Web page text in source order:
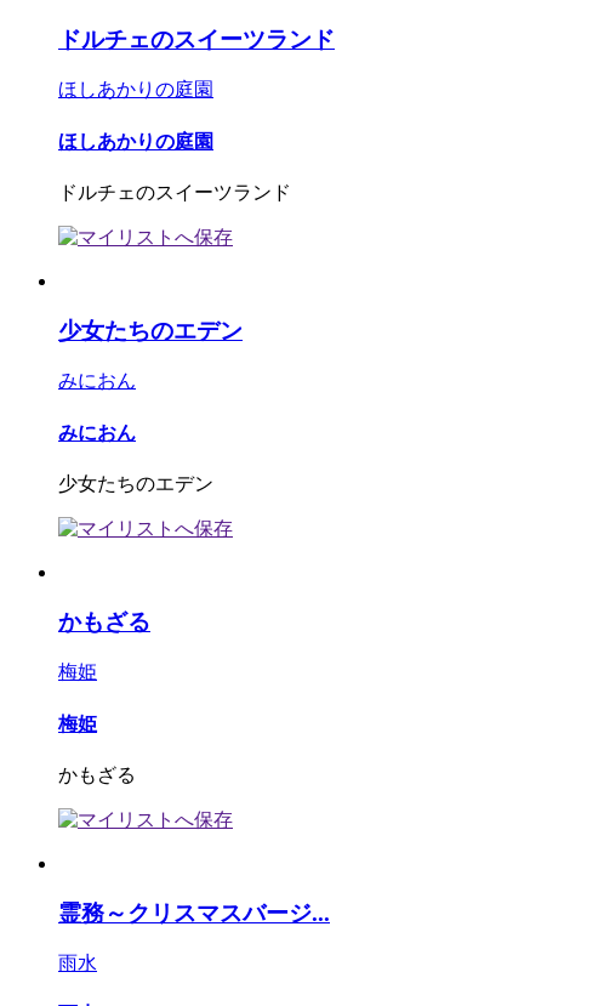
ドルチェのスイーツランド
ほしあかりの庭園
ほしあかりの庭園
ドルチェのスイーツランド
少女たちのエデン
みにおん
みにおん
少女たちのエデン
かもざる
梅姫
梅姫
かもざる
霊務～クリスマスバージ...
雨水